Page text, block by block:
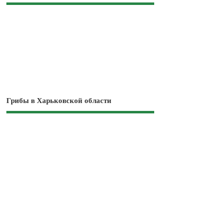
Грибы в Харьковской области